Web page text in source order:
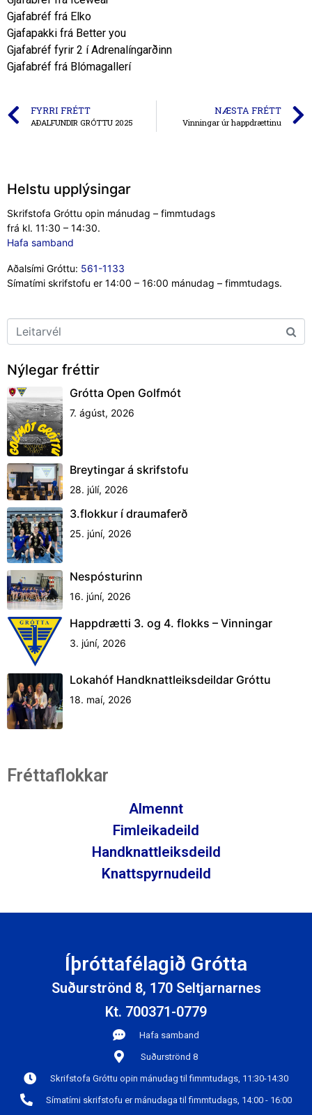
Gjafabréf frá Elko
Gjafapakki frá Better you
Gjafabréf fyrir 2 í Adrenalíngarðinn
Gjafabréf frá Blómagallerí
FYRRI FRÉTT
AÐALFUNDIR GRÓTTU 2025
NÆSTA FRÉTT
Vinningar úr happdrættinu
Helstu upplýsingar
Skrifstofa Gróttu opin mánudag – fimmtudags
frá kl. 11:30 – 14:30.
Hafa samband
Aðalsími Gróttu: 561-1133
Símatími skrifstofu er 14:00 – 16:00 mánudag – fimmtudags.
Nýlegar fréttir
Grótta Open Golfmót
7. ágúst, 2026
Breytingar á skrifstofu
28. júlí, 2026
3.flokkur í draumaferð
25. júní, 2026
Nespósturinn
16. júní, 2026
Happdrætti 3. og 4. flokks – Vinningar
3. júní, 2026
Lokahóf Handknattleiksdeildar Gróttu
18. maí, 2026
Fréttaflokkar
Almennt
Fimleikadeild
Handknattleiksdeild
Knattspyrnudeild
Íþróttafélagið Grótta
Suðurströnd 8, 170 Seltjarnarnes
Kt. 700371-0779
Hafa samband
Suðurströnd 8
Skrifstofa Gróttu opin mánudag til fimmtudags, 11:30-14:30
Símatími skrifstofu er mánudaga til fimmtudags, 14:00 - 16:00